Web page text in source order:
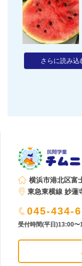
さらに読み込
横浜市港北区富
東急東横線 妙蓮
045-434-
受付時間(平日)13:00〜